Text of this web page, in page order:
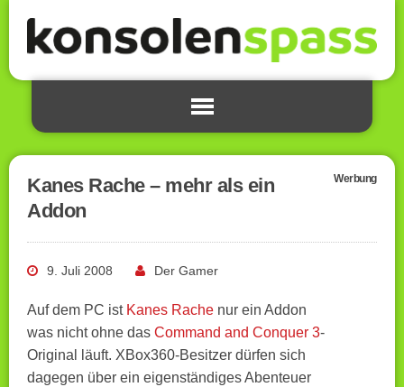
Kanes Rache – mehr als ein
Addon
Werbung
9. Juli 2008 Der Gamer
Auf dem PC ist Kanes Rache nur ein Addon
was nicht ohne das Command and Conquer 3-
Original läuft. XBox360-Besitzer dürfen sich
dagegen über ein eigenständiges Abenteuer